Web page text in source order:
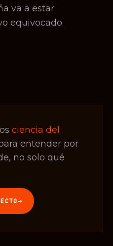
va a estar
equivocado.
ciencia del
entender por
no solo qué
→